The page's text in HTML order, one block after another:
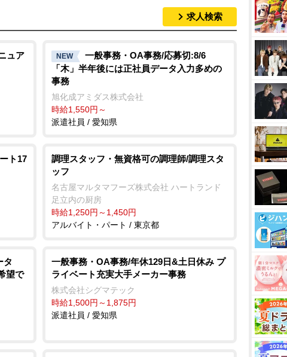
求人検索
ュア
NEW
一般事務・OA事務/応募切:8/6
「木」半年後には正社員データ入力多めの
事務
旭化成アミダス株式会社
時給1,550円～
派遣社員 / 愛知県
ト17
調理スタッフ・無資格可の調理師/調理スタ
ッフ
名古屋マルタマフーズ株式会社 ハートランド
足立内の厨房
時給1,250円～1,450円
アルバイト・パート / 東京都
タ
望で
一般事務・OA事務/年休129日&土日休み プ
ライベート充実大手メーカー事務
株式会社シグマテック
時給1,500円～1,875円
派遣社員 / 愛知県